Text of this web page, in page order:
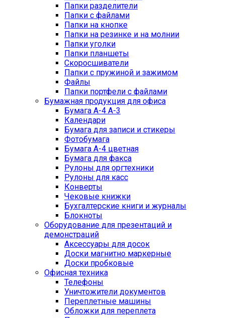
Папки разделители
Папки с файлами
Папки на кнопке
Папки на резинке и на молнии
Папки уголки
Папки планшеты
Скоросшиватели
Папки с пружиной и зажимом
Файлы
Папки портфели с файлами
Бумажная продукция для офиса
Бумага А-4 А-3
Календари
Бумага для записи и стикеры
Фотобумага
Бумага А-4 цветная
Бумага для факса
Рулоны для оргтехники
Рулоны для касс
Конверты
Чековые книжки
Бухгалтерские книги и журналы
Блокноты
Оборудование для презентаций и
демонстраций
Аксессуары для досок
Доски магнитно маркерные
Доски пробковые
Офисная техника
Телефоны
Уничтожители документов
Переплетные машины
Обложки для переплета